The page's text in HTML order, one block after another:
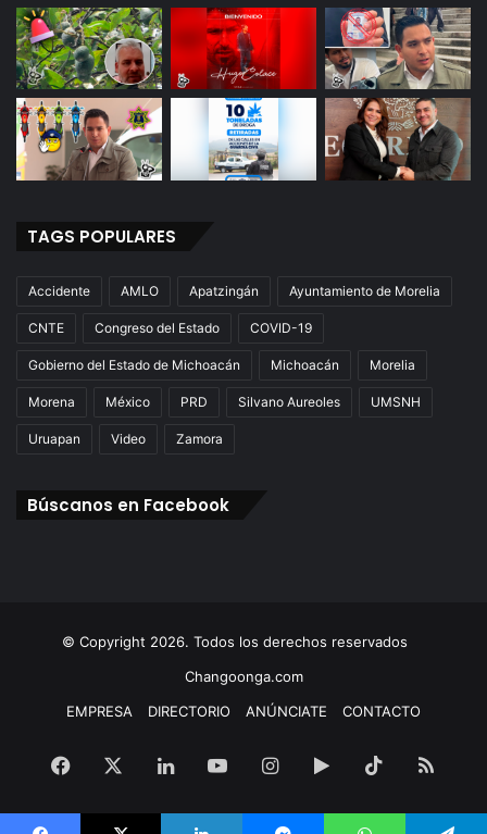
TAGS POPULARES
Accidente AMLO Apatzingán Ayuntamiento de Morelia
CNTE Congreso del Estado COVID-19
Gobierno del Estado de Michoacán Michoacán Morelia
Morena México PRD Silvano Aureoles UMSNH
Uruapan Video Zamora
Búscanos en Facebook
© Copyright 2026. Todos los derechos reservados
Changoonga.com
EMPRESA
DIRECTORIO ANÚNCIATE CONTACTO
Facebook LinkedInYouTubeInstagram
Google
Play
TikTokRSS